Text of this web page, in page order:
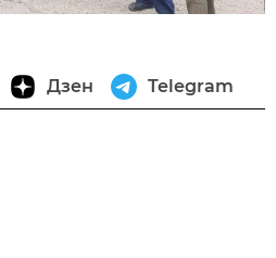
Дзен Telegram